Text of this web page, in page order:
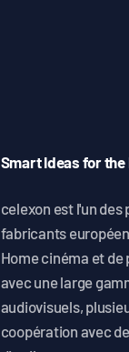
Smart Ideas for
celexon est l'un des
fabricants
Home cinéma et
avec une large
audiovisuels,
coopération avec